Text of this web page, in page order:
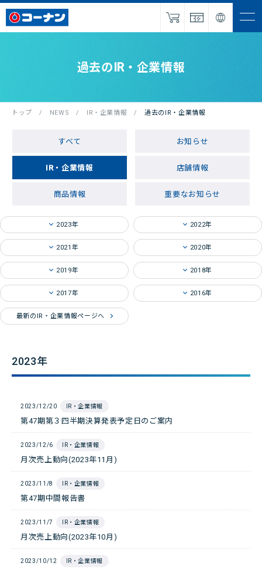
採用情報
募集
お問い合わせ
オンラインショップ
店舗・チラシ検索
過去のIR・企業情報
トップ NEWS IR・企業情報 過去の IR・企業情報
すべて お知らせ
IR・企業情報 店舗情報
商品情報 重要なお知らせ
2023年 2022年
2021年 2020年
2019年 2018年
2017年 2016年
最新のIR・企業情報ページへ
2023年
2023/12/20 IR・企業情報
第47期第３四半期決算発表予定日のご案内
2023/12/6 IR・企業情報
月次売上動向(2023年11月)
2023/11/8 IR・企業情報
第47期中間報告書
2023/11/7 IR・企業情報
月次売上動向(2023年10月)
2023/10/12 IR・企業情報